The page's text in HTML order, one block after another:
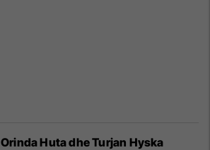
Orinda Huta dhe Turjan Hyska